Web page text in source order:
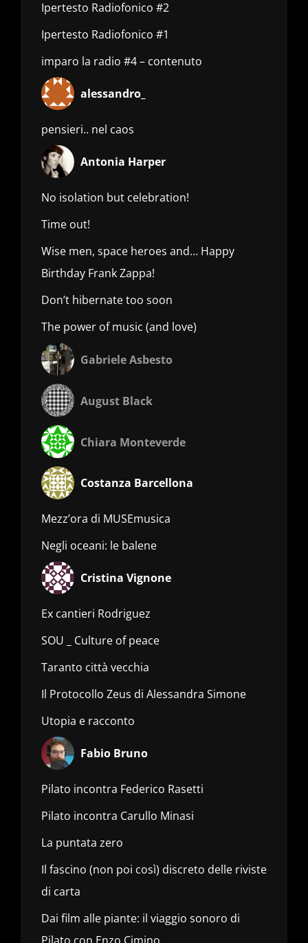
Ipertesto Radiofonico #2
Ipertesto Radiofonico #1
imparo la radio #4 – contenuto
alessandro_
pensieri.. nel caos
Antonia Harper
No isolation but celebration!
Time out!
Wise men, space heroes and… Happy
Birthday Frank Zappa!
Don’t hibernate too soon
The power of music (and love)
Gabriele Asbesto
August Black
Chiara Monteverde
Costanza Barcellona
Mezz’ora di MUSEmusica
Negli oceani: le balene
Cristina Vignone
Ex cantieri Rodriguez
SOU _ Culture of peace
Taranto città vecchia
Il Protocollo Zeus di Alessandra Simone
Utopia e racconto
Fabio Bruno
Pilato incontra Federico Rasetti
Pilato incontra Carullo Minasi
La puntata zero
Il fascino (non poi così) discreto delle riviste
di carta
Dai film alle piante: il viaggio sonoro di
Pilato con Enzo Cimino